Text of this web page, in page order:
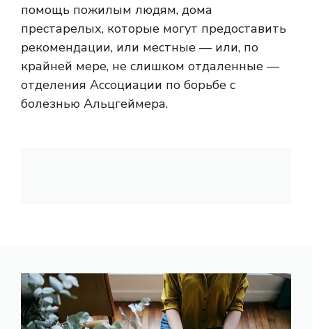
помощь пожилым людям, дома
престарелых, которые могут предоставить
рекомендации, или местные — или, по
крайней мере, не слишком отдаленные —
отделения Ассоциации по борьбе с
болезнью Альцгеймера.